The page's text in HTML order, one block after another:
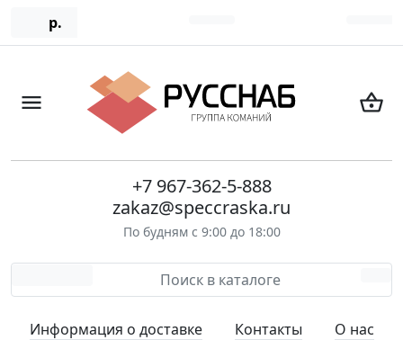
р.
+7 967-362-5-888
zakaz@speccraska.ru
По будням с 9:00 до 18:00
Информация о доставке Контакты
О нас